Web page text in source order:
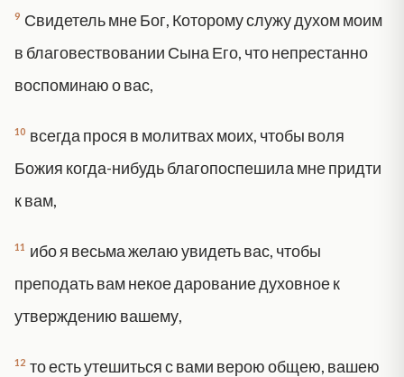
9 Свидетель мне Бог, Которому служу духом моим
в благовествовании Сына Его, что непрестанно
воспоминаю о вас,
10 всегда прося в молитвах моих, чтобы воля
Божия когда-нибудь благопоспешила мне придти
к вам,
11 ибо я весьма желаю увидеть вас, чтобы
преподать вам некое дарование духовное к
утверждению вашему,
12 то есть утешиться с вами верою общею, вашею